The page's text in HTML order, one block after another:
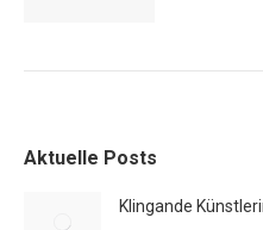
Aktuelle Posts
Klingande